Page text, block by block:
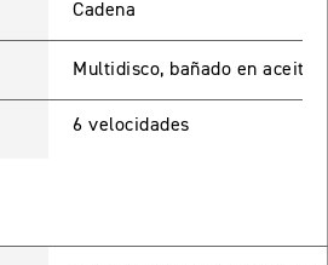
Cadena
Multidisco, bañado en aceite
6 velocidades